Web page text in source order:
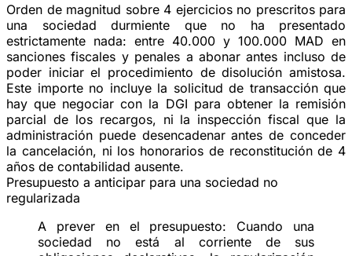
Orden de magnitud sobre 4 ejercicios no prescritospara
una sociedad durmiente que no ha presentado
estrictamente nada: entre 40.000 y 100.000 MAD en
sanciones fiscales y penales a abonarantes incluso de
poder iniciar el procedimiento de disolución amistosa.
Este importe no incluye la solicitud de transacciónque
hay que negociar con la DGI para obtener la remisión
parcial de los recargos, ni la inspección fiscal que la
administración puede desencadenar antes de conceder
la cancelación, ni los honorarios de reconstituciónde 4
años de contabilidad ausente.
Presupuesto a anticipar para una sociedad no
regularizada
A prever en el presupuesto: Cuando una
sociedad no está al corriente de sus